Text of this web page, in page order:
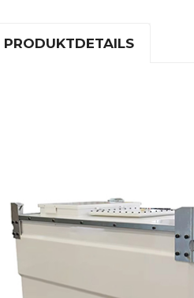
PRODUKTDETAILS